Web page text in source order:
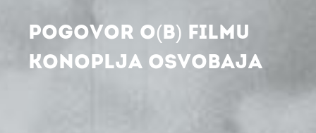
POGOVOR O(B) FILMU
KONOPLJA OSVOBAJA